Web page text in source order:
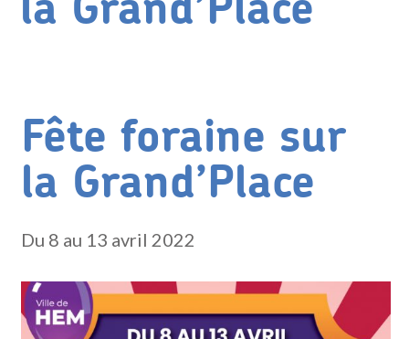
la Grand’Place
Fête foraine sur
la Grand’Place
Du 8 au 13 avril 2022